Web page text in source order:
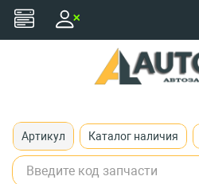
Артикул Каталог наличия